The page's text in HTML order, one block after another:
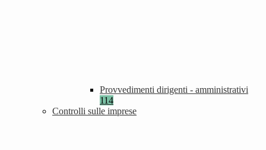
Provvedimenti dirigenti - amministrativi
114
Controlli sulle imprese